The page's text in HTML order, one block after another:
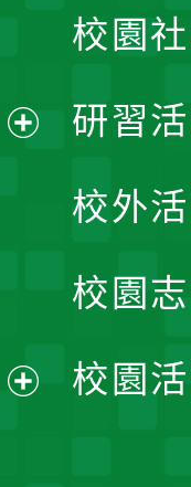
單
校園
研習
校外
校園
校園